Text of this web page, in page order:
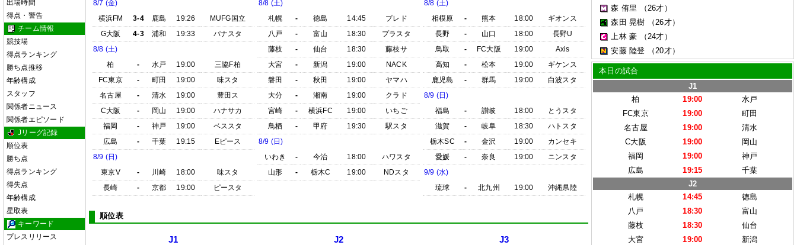
出場時間
得点・警告
チーム情報
競技場
得点ランキング
勝ち点推移
年齢構成
スタッフ
関係者ニュース
関係者エピソード
Jリーグ記録
順位表
勝ち点
得点ランキング
得失点
年齢構成
星取表
キーワード
プレスリリース
8/7 (金)
横浜FM
3-4 鹿島 19:26
MUFG国立
G大阪
4-3 浦和 19:33
パナスタ
8/8 (土)
柏
- 水戸 19:00
三協F柏
FC東京
- 町田 19:00
味スタ
名古屋
- 清水 19:00
豊田ス
C大阪
- 岡山 19:00
ハナサカ
福岡
- 神戸 19:00
ベススタ
広島
- 千葉 19:15
Eピース
8/9 (日)
東京V
- 川崎 18:00
味スタ
長崎
- 京都 19:00 ピースタ
8/8 (土)
札幌
- 徳島 14:45
プレド
八戸
- 富山 18:30
プラスタ
藤枝
- 仙台 18:30
藤枝サ
大宮
- 新潟 19:00
NACK
磐田
- 秋田 19:00
ヤマハ
大分
- 湘南 19:00
クラド
宮崎
- 横浜FC 19:00
いちご
鳥栖
- 甲府 19:30
駅スタ
8/9 (日)
いわき
- 今治 18:00
ハワスタ
山形
- 栃木C 19:00 NDスタ
8/8 (土)
相模原
- 熊本 18:00
ギオンス
長野
- 山口 18:00
長野U
鳥取
- FC大阪 19:00
Axis
高知
- 松本 19:00
ギケンス
鹿児島
- 群馬 19:00
白波スタ
8/9 (日)
福島
- 讃岐 18:00
とうスタ
滋賀
- 岐阜 18:30
ハトスタ
栃木SC
- 金沢 19:00
カンセキ
愛媛
- 奈良 19:00
ニンスタ
9/9 (水)
琉球
- 北九州 19:00 沖縄県陸
順位表
J1 J2 J3
森 侑里
（26才）
森田 晃樹
（26才）
上林 豪
（24才）
安藤 陸登
（20才）
本日の試合
J1
柏
19:00
水戸
FC東京
19:00
町田
名古屋
19:00
清水
C大阪
19:00
岡山
福岡
19:00
神戸
広島
19:15
千葉
J2
札幌
14:45
徳島
八戸
18:30
富山
藤枝
18:30
仙台
大宮
19:00
新潟